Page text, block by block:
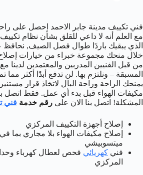
فني تكييف مدينة جابر الاحمد احصل على
مع العلم أنه لا داعي للقلق بشأن نظام
الذي يبقيك باردًا طوال فصل الصيف,
خلال منحك مجموعة خبراء من خيارات إصلاح
من قبل الفنيين المدربين والمعتمدين لدينا مع
المسبقة – ونلتزم بها. لن تدفع أبدًا أكثر مما
يمنحك الراحة وراحة البال لاتخاذ قرار
مكيفات الهواء قبل بدء أي عمل. فقط اتصل
المشكلة! اتصل بنا الان على رقم خدمة فني
إصلاح أجهزة التكييف المركزي
إصلاح مكيفات الهواء بلا مجاري بما
ميتسوبيشي
فني كهريائي فحص لعطال كهرباء
المركزي